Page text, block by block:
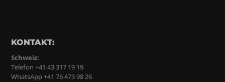
KONTAKT:
Schweiz:
Telefon +41 43 317 19 19
WhatsApp +41 76 473 98 26